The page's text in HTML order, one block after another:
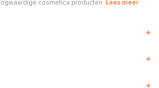
cosmetica producten. Lees meer